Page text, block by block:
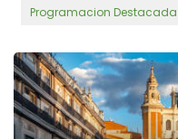
Programacion